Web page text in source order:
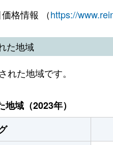
格情報 （https://
た地域
た地域です。
域（2023年）